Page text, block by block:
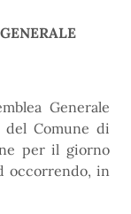
Generale
del Comune di
per il giorno
occorrendo, in